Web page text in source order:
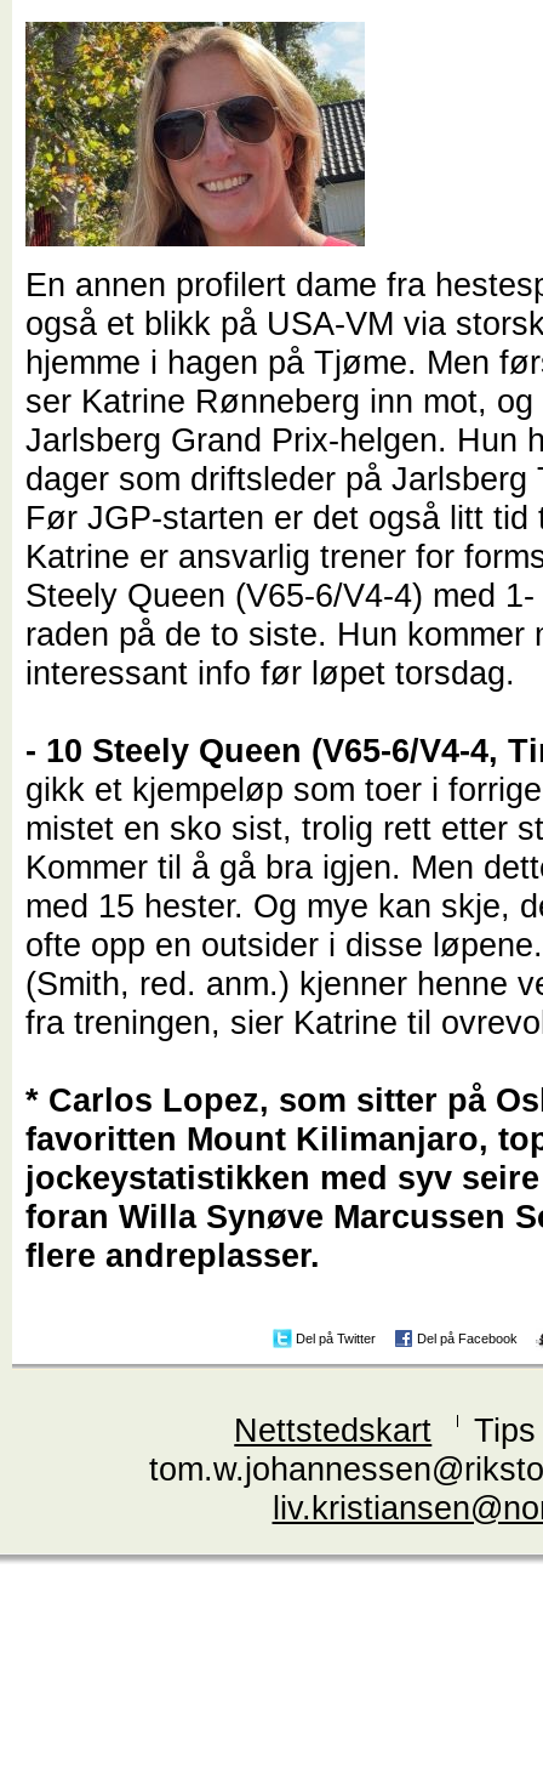
En annen profilert dame fra
også et blikk på USA-VM via
hjemme i hagen på Tjøme. Men
ser Katrine Rønneberg inn mot,
Jarlsberg Grand Prix-helgen. Hun
dager som driftsleder på Jarlsberg
Før JGP-starten er det også litt tid
Katrine er ansvarlig trener for
Steely Queen (V65-6/V4-4) med
raden på de to siste. Hun kommer
interessant info før løpet torsdag.
- 10 Steely Queen (V65-6/V4-4,
gikk et kjempeløp som toer i
mistet en sko sist, trolig rett etter
Kommer til å gå bra igjen. Men
med 15 hester. Og mye kan skje,
ofte opp en outsider i disse
(Smith, red. anm.) kjenner henne
fra treningen, sier Katrine til
* Carlos Lopez, som sitter på
favoritten Mount Kilimanjaro,
jockeystatistikken med syv
foran Willa Synøve Marcussen
flere andreplasser.
Del på Twitter Del på Facebook
Nettstedskart